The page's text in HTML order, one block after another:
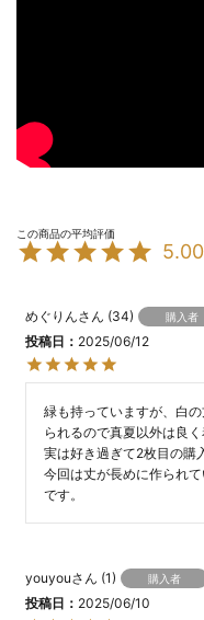
5.00
めぐりん 34 購入者
投稿日
2025/06/12
緑も持っていますが、白
られるので真夏以外は良く
実は好き過ぎて2枚目の購
今回は丈が長めに作られ
です。
youyou 1 購入者
投稿日
2025/06/10